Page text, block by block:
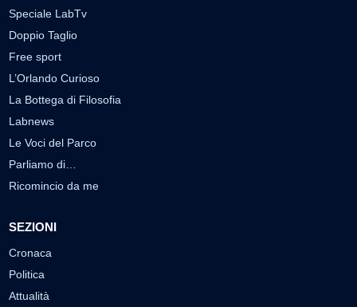
Speciale LabTv
Doppio Taglio
Free sport
L’Orlando Curioso
La Bottega di Filosofia
Labnews
Le Voci del Parco
Parliamo di…
Ricomincio da me
SEZIONI
Cronaca
Politica
Attualità